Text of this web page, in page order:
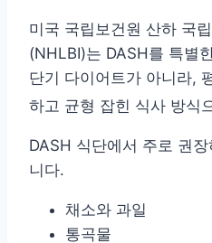
미국 국립보건원 산하 국
(NHLBI)는 DASH를 특별
단기 다이어트가 아니라,
하고 균형 잡힌 식사 방식
DASH 식단에서 주로 권
니다.
채소와 과일
통곡물